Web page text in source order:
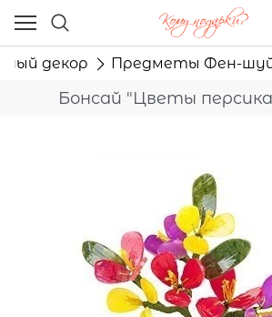
декор Предметы Фен-
Бонсай "Цветы
Ваш город - Москва,
угадали?
ДА НЕТ